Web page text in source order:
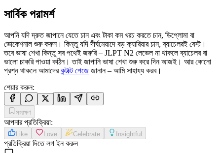
সার্বিক পরামর্শ
আপনি যদি দ্রুত জাপানে যেতে চান এবং টাকা কম খরচ করতে চান, ডিপ্লোমা বা
ভোকেশনাল শুরু করুন। কিন্তু যদি দীর্ঘমেয়াদে বড় ক্যারিয়ার চান, ব্যাচেলরই বেস্ট।
তবে ভাষা শেখা কিন্তু সব পথেই জরুরি – JLPT N2 লেভেল না থাকলে ব্যাচেলর বা
ভালো চাকরি পাওয়া কঠিন। তাই জাপানি ভাষা শেখা শুরু করে দিন আজই। আর কোনো
প্রশ্ন থাকলে আমাদেরকন্টাক্ট পেজে জানান – আমি সাহায্য করব।
শেয়ার করুন:
সংরক্ষণ
আপনার প্রতিক্রিয়া:
Like Love Celebrate Insightful
প্রতিক্রিয়া দিতে লগ ইন করুন